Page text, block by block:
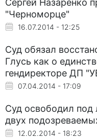
Сергей Назаренко
"Черноморце"
16.07.2014 - 12:25
Суд обязал
Глусь как о
гендиректоре ДП
07.04.2014 - 17:09
Суд освободил под
двух
12.02.2014 - 18:23